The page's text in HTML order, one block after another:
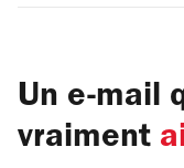
Un e-mail
vraiment